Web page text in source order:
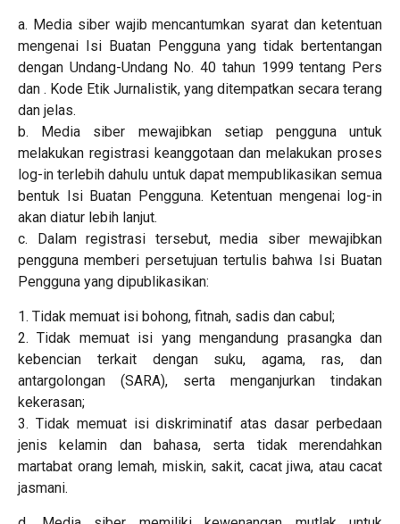
a. Media siber wajib mencantumkan syarat dan ketentuan
mengenai Isi Buatan Pengguna yang tidak bertentangan
dengan Undang-Undang No. 40 tahun 1999 tentang Pers
dan . Kode Etik Jurnalistik, yang ditempatkan secara terang
dan jelas.
b. Media siber mewajibkan setiap pengguna untuk
melakukan registrasi keanggotaan dan melakukan proses
log-in terlebih dahulu untuk dapat mempublikasikan semua
bentuk Isi Buatan Pengguna. Ketentuan mengenai log-in
akan diatur lebih lanjut.
c. Dalam registrasi tersebut, media siber mewajibkan
pengguna memberi persetujuan tertulis bahwa Isi Buatan
Pengguna yang dipublikasikan:
1. Tidak memuat isi bohong, fitnah, sadis dan cabul;
2. Tidak memuat isi yang mengandung prasangka dan
kebencian terkait dengan suku, agama, ras, dan
antargolongan (SARA), serta menganjurkan tindakan
kekerasan;
3. Tidak memuat isi diskriminatif atas dasar perbedaan
jenis kelamin dan bahasa, serta tidak merendahkan
martabat orang lemah, miskin, sakit, cacat jiwa, atau cacat
jasmani.